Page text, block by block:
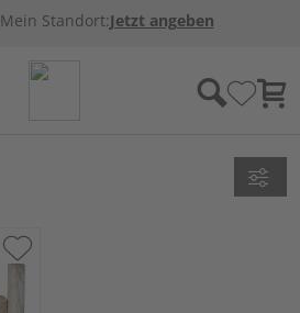
Mein Standort:Jetzt angeben